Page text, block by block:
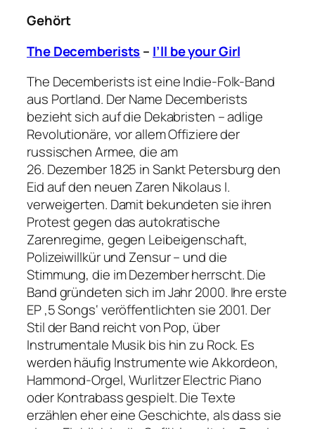
Gehört
The Decemberists– I’ll be your Girl
The Decemberists ist eine Indie-Folk-Band
aus Portland. Der Name Decemberists
bezieht sich auf die Dekabristen – adlige
Revolutionäre, vor allem Offiziere der
russischen Armee, die am
26. Dezember 1825 in Sankt Petersburg den
Eid auf den neuen Zaren Nikolaus I.
verweigerten. Damit bekundeten sie ihren
Protest gegen das autokratische
Zarenregime, gegen Leibeigenschaft,
Polizeiwillkür und Zensur – und die
Stimmung, die im Dezember herrscht. Die
Band gründeten sich im Jahr 2000. Ihre erste
EP ‚5 Songs‘ veröffentlichten sie 2001. Der
Stil der Band reicht von Pop, über
Instrumentale Musik bis hin zu Rock. Es
werden häufig Instrumente wie Akkordeon,
Hammond-Orgel, Wurlitzer Electric Piano
oder Kontrabass gespielt. Die Texte
erzählen eher eine Geschichte, als dass sie